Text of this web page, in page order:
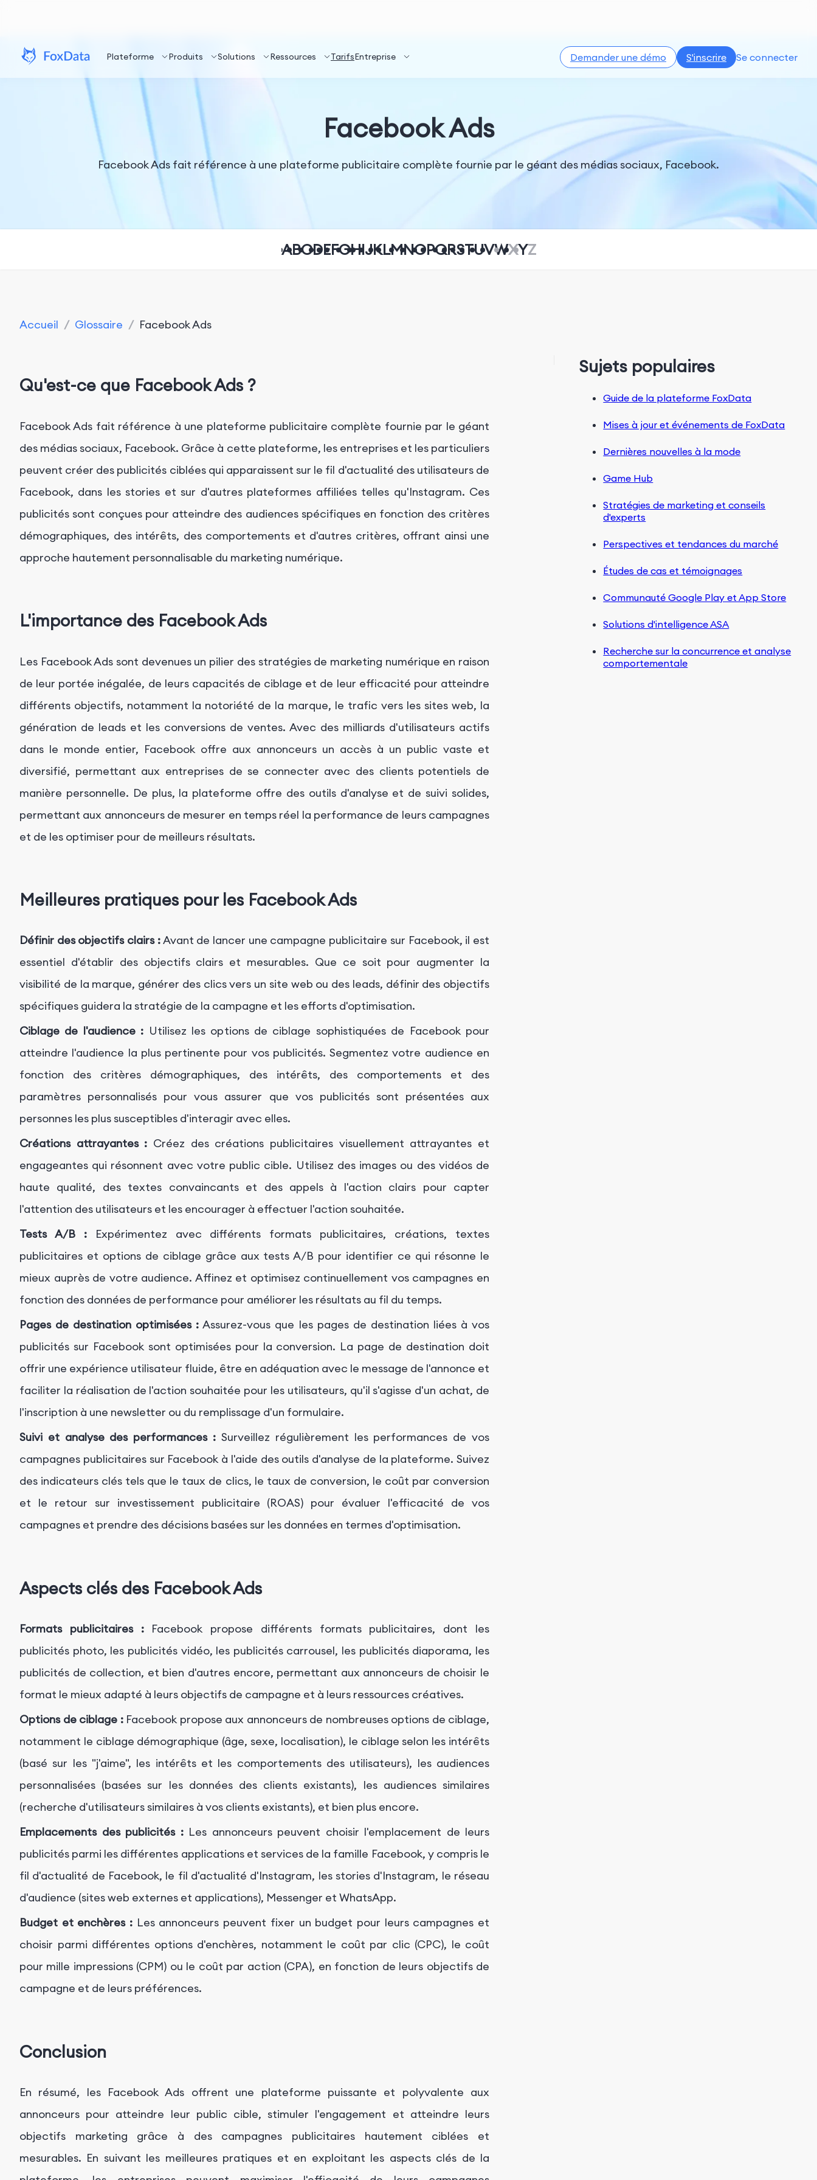
Plateforme Produits Solutions Ressources TarifsEntreprise Demander une démo S'inscrire Se connecter
Facebook Ads
Facebook Ads fait référence à une plateforme publicitaire complète fournie par le géant des médias sociaux, Facebook.
ABCDEFGHIJKLMNOPQRSTUVWXYZ
Accueil / Glossaire / Facebook Ads
Qu'est-ce que Facebook Ads ?
Facebook Ads fait référence à une plateforme publicitaire complète fournie par le géant
des médias sociaux, Facebook. Grâce à cette plateforme, les entreprises et les particuliers
peuvent créer des publicités ciblées qui apparaissent sur le fil d'actualité des utilisateurs de
Facebook, dans les stories et sur d'autres plateformes affiliées telles qu'Instagram. Ces
publicités sont conçues pour atteindre des audiences spécifiques en fonction des critères
démographiques, des intérêts, des comportements et d'autres critères, offrant ainsi une
approche hautement personnalisable du marketing numérique.
L'importance des Facebook Ads
Les Facebook Ads sont devenues un pilier des stratégies de marketing numérique en raison
de leur portée inégalée, de leurs capacités de ciblage et de leur efficacité pour atteindre
différents objectifs, notamment la notoriété de la marque, le trafic vers les sites web, la
génération de leads et les conversions de ventes. Avec des milliards d'utilisateurs actifs
dans le monde entier, Facebook offre aux annonceurs un accès à un public vaste et
diversifié, permettant aux entreprises de se connecter avec des clients potentiels de
manière personnelle. De plus, la plateforme offre des outils d'analyse et de suivi solides,
permettant aux annonceurs de mesurer en temps réel la performance de leurs campagnes
et de les optimiser pour de meilleurs résultats.
Meilleures pratiques pour les Facebook Ads
Définir des objectifs clairs :Avant de lancer une campagne publicitaire sur Facebook, il est
essentiel d'établir des objectifs clairs et mesurables. Que ce soit pour augmenter la
visibilité de la marque, générer des clics vers un site web ou des leads, définir des objectifs
spécifiques guidera la stratégie de la campagne et les efforts d'optimisation.
Ciblage de l'audience : Utilisez les options de ciblage sophistiquées de Facebook pour
atteindre l'audience la plus pertinente pour vos publicités. Segmentez votre audience en
fonction des critères démographiques, des intérêts, des comportements et des
paramètres personnalisés pour vous assurer que vos publicités sont présentées aux
personnes les plus susceptibles d'interagir avec elles.
Créations attrayantes : Créez des créations publicitaires visuellement attrayantes et
engageantes qui résonnent avec votre public cible. Utilisez des images ou des vidéos de
haute qualité, des textes convaincants et des appels à l'action clairs pour capter
l'attention des utilisateurs et les encourager à effectuer l'action souhaitée.
Tests A/B :Expérimentez avec différents formats publicitaires, créations, textes
publicitaires et options de ciblage grâce aux tests A/B pour identifier ce qui résonne le
mieux auprès de votre audience. Affinez et optimisez continuellement vos campagnes en
fonction des données de performance pour améliorer les résultats au fil du temps.
Pages de destination optimisées : Assurez-vous que les pages de destination liées à vos
publicités sur Facebook sont optimisées pour la conversion. La page de destination doit
offrir une expérience utilisateur fluide, être en adéquation avec le message de l'annonce et
faciliter la réalisation de l'action souhaitée pour les utilisateurs, qu'il s'agisse d'un achat, de
l'inscription à une newsletter ou du remplissage d'un formulaire.
Suivi et analyse des performances : Surveillez régulièrement les performances de vos
campagnes publicitaires sur Facebook à l'aide des outils d'analyse de la plateforme. Suivez
des indicateurs clés tels que le taux de clics, le taux de conversion, le coût par conversion
et le retour sur investissement publicitaire (ROAS) pour évaluer l'efficacité de vos
campagnes et prendre des décisions basées sur les données en termes d'optimisation.
Aspects clés des Facebook Ads
Formats publicitaires :Facebook propose différents formats publicitaires, dont les
publicités photo, les publicités vidéo, les publicités carrousel, les publicités diaporama, les
publicités de collection, et bien d'autres encore, permettant aux annonceurs de choisir le
format le mieux adapté à leurs objectifs de campagne et à leurs ressources créatives.
Options de ciblage :Facebook propose aux annonceurs de nombreuses options de ciblage,
notamment le ciblage démographique (âge, sexe, localisation), le ciblage selon les intérêts
(basé sur les "j'aime", les intérêts et les comportements des utilisateurs), les audiences
personnalisées (basées sur les données des clients existants), les audiences similaires
(recherche d'utilisateurs similaires à vos clients existants), et bien plus encore.
Emplacements des publicités :Les annonceurs peuvent choisir l'emplacement de leurs
publicités parmi les différentes applications et services de la famille Facebook, y compris le
fil d'actualité de Facebook, le fil d'actualité d'Instagram, les stories d'Instagram, le réseau
d'audience (sites web externes et applications), Messenger et WhatsApp.
Budget et enchères : Les annonceurs peuvent fixer un budget pour leurs campagnes et
choisir parmi différentes options d'enchères, notamment le coût par clic (CPC), le coût
pour mille impressions (CPM) ou le coût par action (CPA), en fonction de leurs objectifs de
campagne et de leurs préférences.
Conclusion
En résumé, les Facebook Ads offrent une plateforme puissante et polyvalente aux
annonceurs pour atteindre leur public cible, stimuler l'engagement et atteindre leurs
objectifs marketing grâce à des campagnes publicitaires hautement ciblées et
mesurables. En suivant les meilleures pratiques et en exploitant les aspects clés de la
Sujets populaires
Guide de la plateforme FoxData
Mises à jour et événements de FoxData
Dernières nouvelles à la mode
Game Hub
Stratégies de marketing et conseils
d'experts
Perspectives et tendances du marché
Études de cas et témoignages
Communauté Google Play et App Store
Solutions d'intelligence ASA
Recherche sur la concurrence et analyse
comportementale